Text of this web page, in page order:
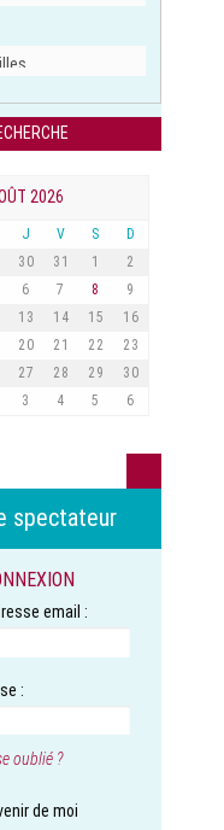
2026
J V S
D
30 31 1
2
6 7 8
9
13 14 15
16
20 21 22
23
27 28 29
30
3 4 5 6
spectateur
email :
:
oublié ?
de moi